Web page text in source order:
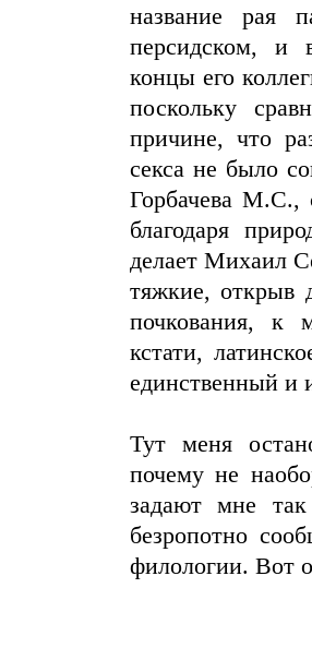
название рая
персидском, и
концы его
поскольку
причине, что
секса не было
Горбачева М.С.,
благодаря
делает Михаил
тяжкие, открыв
почкования, к
кстати,
единственный и
Тут меня
почему не
задают мне
безропотно
филологии. Вот